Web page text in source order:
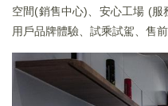
空間(銷售中心)、安心工場 (
用戶品牌體驗、試乘試駕、售